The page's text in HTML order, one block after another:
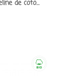
Lot de 3 langes en mousseline de coton bio...